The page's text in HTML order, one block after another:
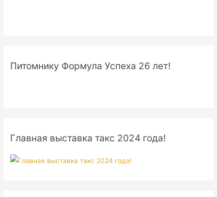
Питомнику Формула Успеха 26 лет!
Главная выставка такс 2024 года!